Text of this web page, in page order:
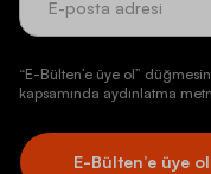
“E-Bülten’e üye ol”
kapsamında aydınlatma
E-Bülten’e üye ol